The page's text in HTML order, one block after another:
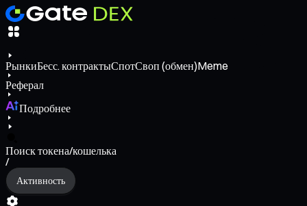
РынкиБесс. контрактыСпотСвоп (обмен)Meme
Реферал
Подробнее
Поиск токена/кошелька
/
Активность